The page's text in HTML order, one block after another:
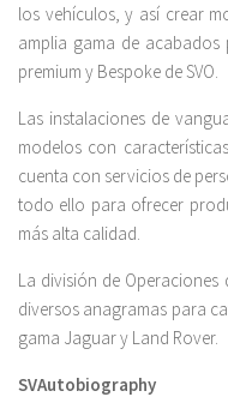
los vehículos, y así crear
amplia gama de
premium y Bespoke de SVO.
Las instalaciones de
modelos con
cuenta con servicios de
todo ello para ofrecer
más alta calidad.
La división de Operaciones
diversos anagramas para
gama Jaguar y Land Rover.
SVAutobiography